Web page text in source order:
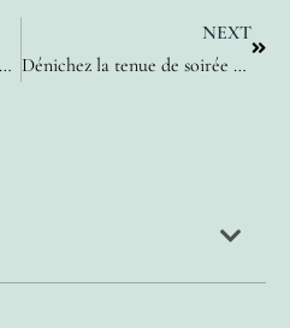
Les secrets inattendus pour un quotidien zen au féminin
NEXT
Dénichez la tenue de soirée parfaite : astuces élégantes pour chaque femme